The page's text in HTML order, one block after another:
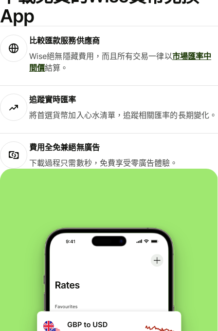
App
比較匯款服務供應商
Wise絕無隱藏費用，而且所有交易一律以市場匯率中
間價結算。
追蹤實時匯率
將首選貨幣加入心水清單，追蹤相關匯率的長期變化。
費用全免兼絕無廣告
下載過程只需數秒，免費享受零廣告體驗。